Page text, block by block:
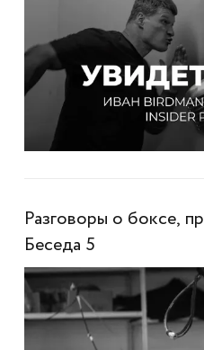
Разговоры о боксе,
Беседа 5